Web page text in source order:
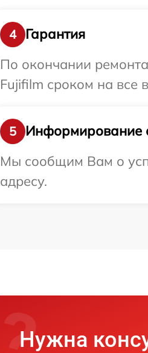
4
Гарантия
По окончании
Fujifilm сроком на все
5
Информирование
Мы сообщим Вам о
адресу.
Нужна